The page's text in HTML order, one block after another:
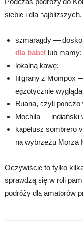
siebie i dla
szmaragdy —
dla babci lub mamy;
lokalną kawę;
filigrany z Mompox
egzotycznie
Ruana, czyli ponczo
Mochila — indiański
kapelusz sombrero
na wybrzeżu Morza
Oczywiście to tylko
sprawdzą się w roli
podróży dla amatorów